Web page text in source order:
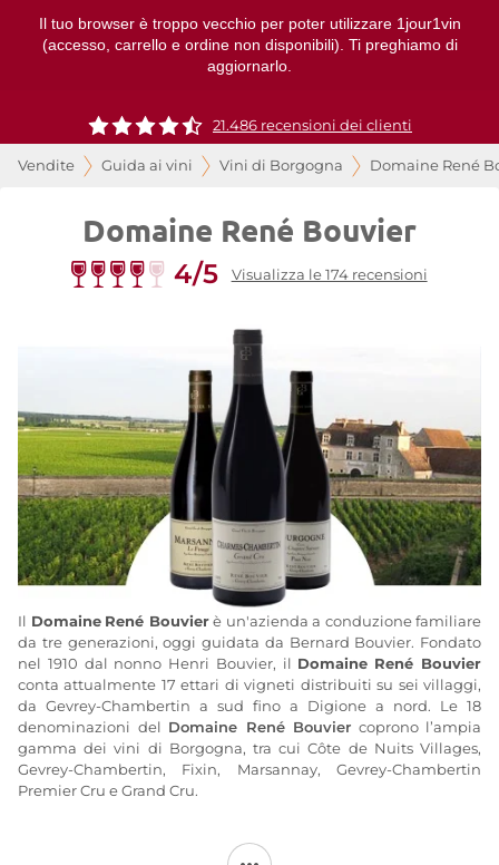
Il tuo browser è troppo vecchio per poter utilizzare 1jour1vin
(accesso, carrello e ordine non disponibili). Ti preghiamo di
aggiornarlo.
21.486 recensioni dei clienti
Vendite Guida ai vini Vini di Borgogna Domaine René
Domaine René Bouvier
4/5 Visualizza le 174 recensioni
Il Domaine René Bouvierè un'azienda a conduzione familiare
da tre generazioni, oggi guidata da Bernard Bouvier. Fondato
nel 1910 dal nonno Henri Bouvier, il Domaine René Bouvier
conta attualmente 17 ettari di vigneti distribuiti su sei villaggi,
da Gevrey-Chambertin a sud fino a Digione a nord. Le 18
denominazioni del Domaine René Bouvier coprono l’ampia
gamma dei vini di Borgogna, tra cui Côte de Nuits Villages,
Gevrey-Chambertin, Fixin, Marsannay, Gevrey-Chambertin
Premier Cru e Grand Cru.
biologici dal 2013: la lavorazione del terreno, la potatura, la